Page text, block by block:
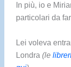
In più, io e
particolari da
Lei voleva
Londra (le